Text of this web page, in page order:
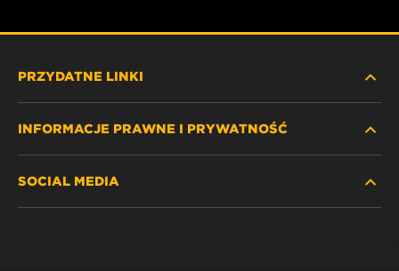
PRZYDATNE LINKI
GDZIE KUPIĆ
INFORMACJE PRAWNE I PRYWATNOŚĆ
SOCIAL MEDIA